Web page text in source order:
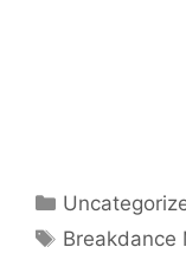
Kategorien
Breakdance